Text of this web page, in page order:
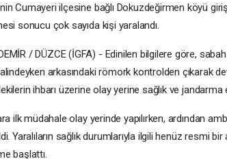
Cumayeri ilçesine bağlı Dokuzdeğirmen köyü
sonucu çok sayıda kişi yaralandı.
/ DÜZCE (İGFA) - Edinilen bilgilere göre,
arkasındaki römork kontrolden çıkarak
ihbarı üzerine olay yerine sağlık ve jandarma
ilk müdahale olay yerinde yapılırken, ardından
Yaralıların sağlık durumlarıyla ilgili henüz resmi
başlattı.